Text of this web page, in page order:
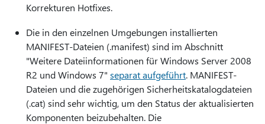
Korrekturen Hotfixes.
Die in den einzelnen Umgebungen installierten
MANIFEST-Dateien (.manifest) sind im Abschnitt
"Weitere Dateiinformationen für Windows Server 2008
R2 und Windows 7" separat aufgeführt. MANIFEST-
Dateien und die zugehörigen Sicherheitskatalogdateien
(.cat) sind sehr wichtig, um den Status der aktualisierten
Komponenten beizubehalten. Die